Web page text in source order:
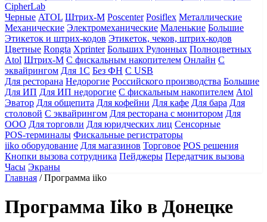
CipherLab
Черные ATOL Штрих-М Poscenter Posiflex Металлические
Механические Электромеханические Маленькие Большие
Этикеток и штрих-кодов Этикеток, чеков, штрих-кодов
Цветные Rongta Xprinter Больших Рулонных Полноцветных
Atol Штрих-М С фискальным накопителем Онлайн С
эквайрингом Для 1С Без ФН С USB
Для ресторана Недорогие Российского производства Большие
Для ИП Для ИП недорогие С фискальным накопителем Atol
Эватор Для общепита Для кофейни Для кафе Для бара Для
столовой С эквайрингом Для ресторана с монитором Для
ООО Для торговли Для юридческих лиц Сенсорные
POS-терминалы Фискальные регистраторы
iiko оборудование Для магазинов Торговое POS решения
Кнопки вызова сотрудника Пейджеры Передатчик вызова
Часы Экраны
Главная /Программа iiko
Программа Iiko в Донецке